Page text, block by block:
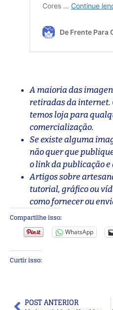
A maioria das
retiradas da internet.
temos loja para
comercialização.
Se existe alguma
não quer que
o link da publicação
Artigos sobre
tutorial, gráfico ou
como fornecer ou
Compartilhe isso:
WhatsApp
Curtir isso:
POST ANTERIOR